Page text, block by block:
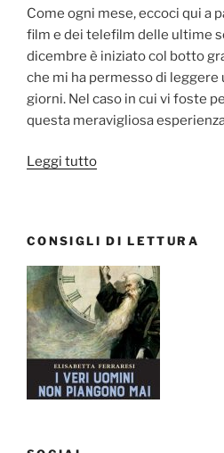
Come ogni mese, eccoci qui a
film e dei telefilm delle ultime
dicembre è iniziato col botto
che mi ha permesso di leggere
giorni. Nel caso in cui vi foste
questa meravigliosa
Leggi tutto“Libri,
2017”
CONSIGLI DI LETTURA